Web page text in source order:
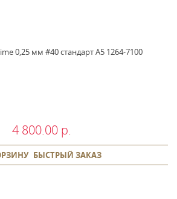
0,25 мм #40 стандарт A5 1264-7100
4 800.00 р.
БЫСТРЫЙ ЗАКАЗ